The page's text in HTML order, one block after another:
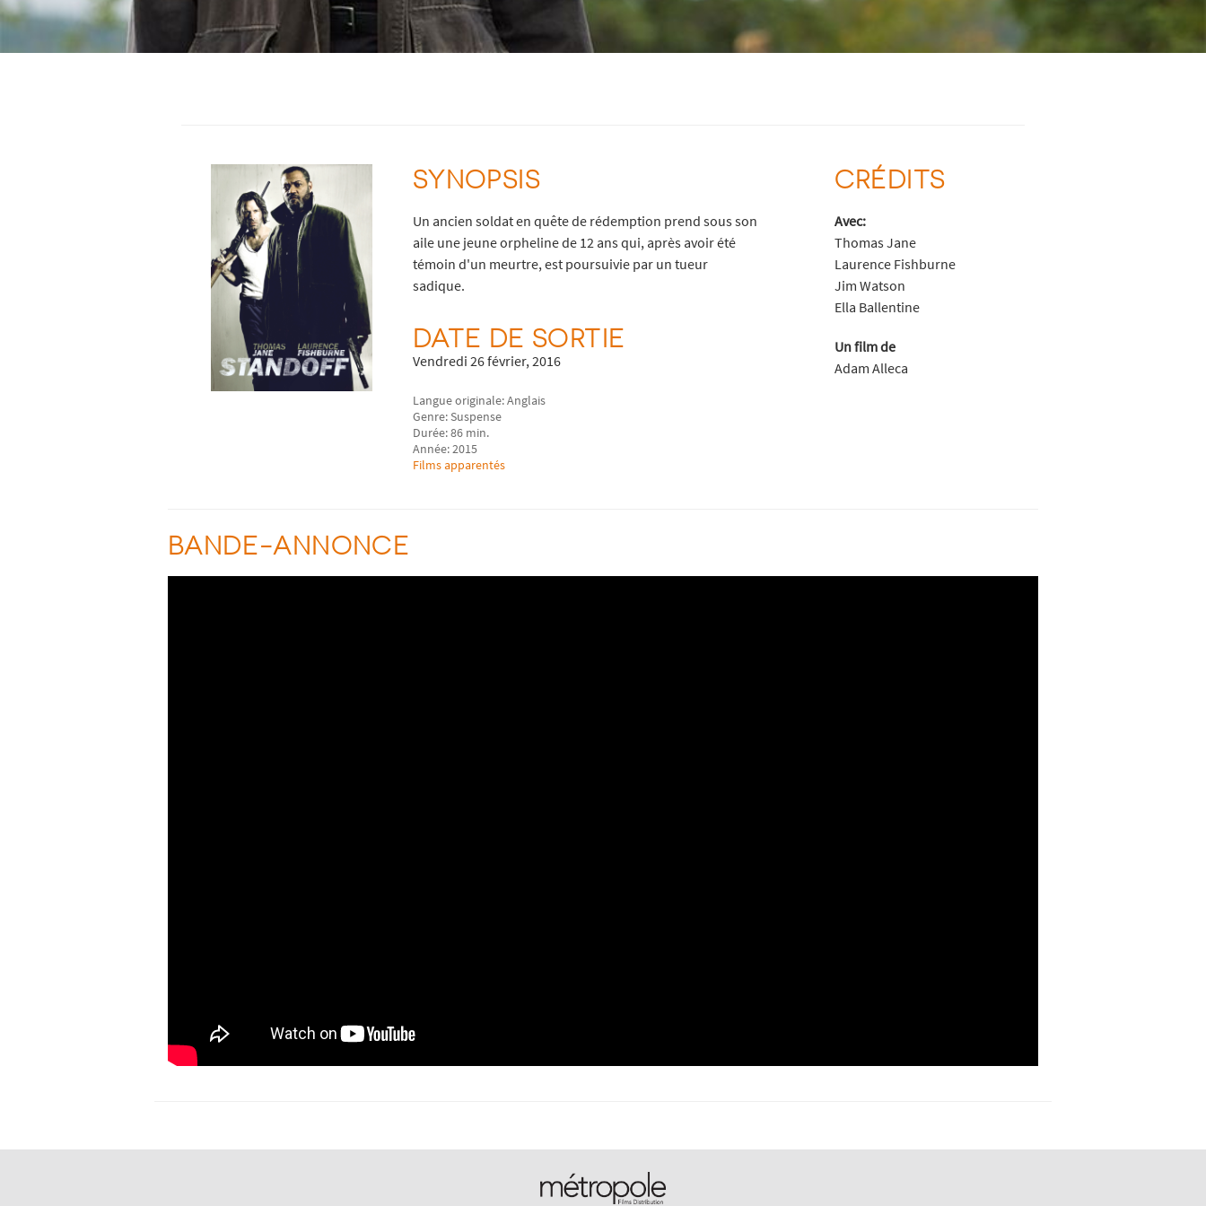
SYNOPSIS
Un ancien soldat en quête de rédemption prend sous son
aile une jeune orpheline de 12 ans qui, après avoir été
témoin d'un meurtre, est poursuivie par un tueur
sadique.
DATE DE SORTIE
Vendredi 26 février, 2016
Langue originale: Anglais
Genre: Suspense
Durée: 86 min.
Année: 2015
Films apparentés
CRÉDITS
Avec:
Thomas Jane
Laurence Fishburne
Jim Watson
Ella Ballentine
Un film de
Adam Alleca
BANDE-ANNONCE